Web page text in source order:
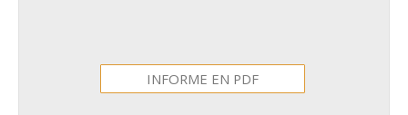
INFORME EN PDF